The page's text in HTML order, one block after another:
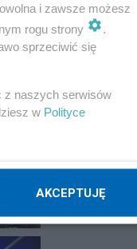
i zawsze możesz
rogu strony
sprzeciwić się
z naszych serwisów
w Polityce
AKCEPTUJĘ